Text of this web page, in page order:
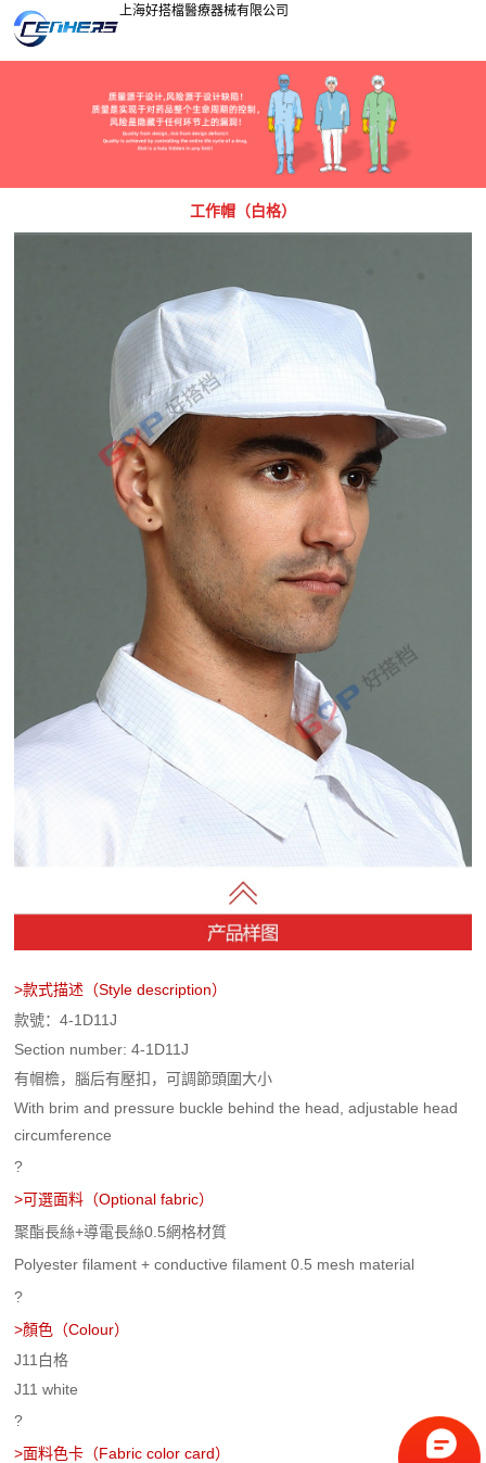
上海好搭檔醫療器械有限公司
工作帽（白格）
>款式描述（Style description）
款號：4-1D11J
Section number: 4-1D11J
有帽檐，腦后有壓扣，可調節頭圍大小
With brim and pressure buckle behind the head, adjustable head
circumference
?
>可選面料 （Optional fabric）
聚酯長絲+導電長絲0.5網格材質
Polyester filament + conductive filament 0.5 mesh material
?
>顏色 （Colour）
J11白格
J11 white
?
>面料色卡 （Fabric color card）